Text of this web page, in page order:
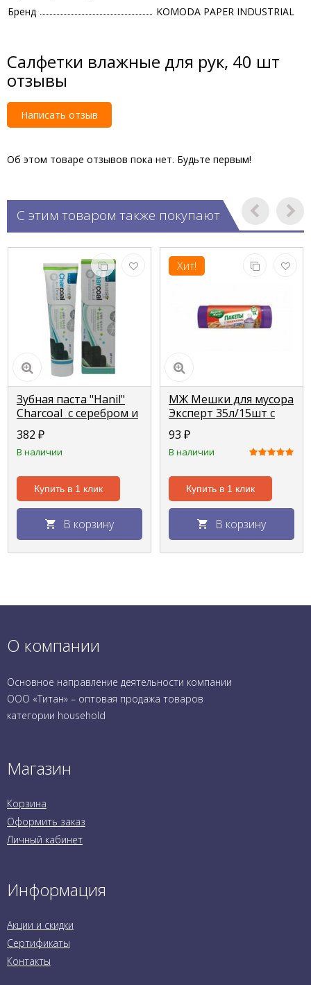
Бренд
KOMODA PAPER INDUSTRIAL
Салфетки влажные для рук, 40 шт
отзывы
Написать отзыв
Об этом товаре отзывов пока нет. Будьте первым!
С этим товаром также покупают
Зубная паста "Hanil"
Charcoal с серебром и
бамбуковым углем
180г
382 ₽
В наличии
Купить в 1 клик
В корзину
Хит!
МЖ Мешки для мусора
Эксперт 35л/15шт c
затяжкой (LDPE
18мкм)
93 ₽
В наличии
Купить в 1 клик
В корзину
О компании
Основное направление деятельности компании
ООО «Титан» – оптовая продажа товаров
категории household
Магазин
Корзина
Оформить заказ
Личный кабинет
Информация
Акции и скидки
Сертификаты
Контакты